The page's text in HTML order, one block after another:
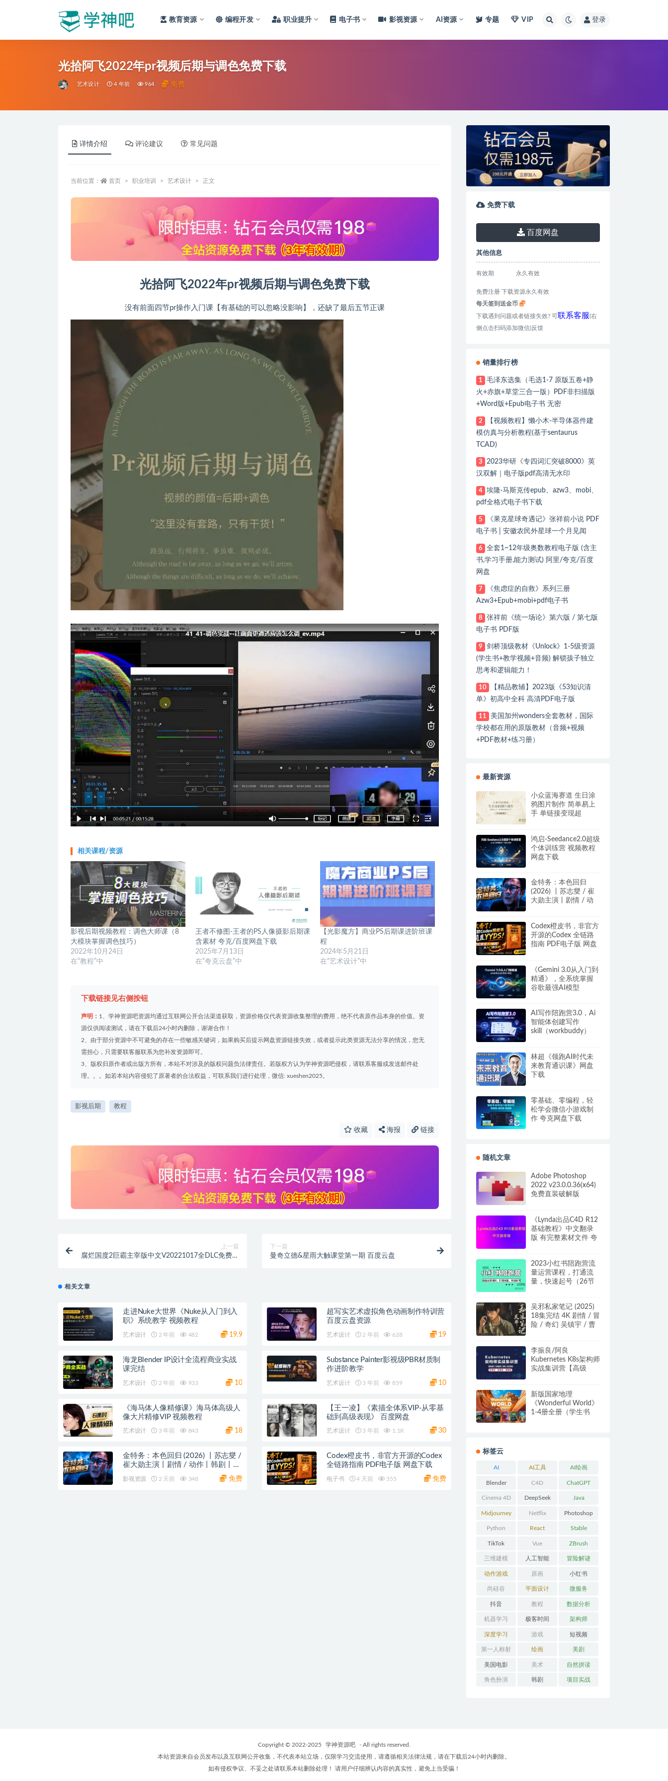
教育资源 编程开发 职业提升 电子书 影视资源 AI资源 专题 VIP 登录
光拾阿飞2022年pr视频后期与调色免费下载
艺术设计 4 年前 964 免费
详情介绍 评论建议 常见问题
当前位置： 首页 职业培训 艺术设计 正文
光拾阿飞2022年pr视频后期与调色免费下载
没有前面四节pr操作入门课【有基础的可以忽略没影响】，还缺了最后五节正课
相关课程/资源
影视后期视频教程：调色大师课（8
大模块掌握调色技巧）
2022年10月24日
在“教程”中
王者不修图-王者的PS人像摄影后期课
含素材 夸克/百度网盘下载
2025年7月13日
在“夸克云盘”中
【光影魔方】商业PS后期课进阶班课
程
2024年5月21日
在“艺术设计”中
下载链接见右侧按钮
声明： 1、学神资源吧资源均通过互联网公开合法渠道获取，资源价格仅代表资源收集整理的费用，绝不代表原作品本身的价值。资
源仅供阅读测试，请在下载后24小时内删除，谢谢合作！
2、由于部分资源中不可避免的存在一些敏感关键词，如果购买后提示网盘资源链接失效，或者提示此类资源无法分享的情况，您无
需担心，只需要联客服联系为您补发资源即可。
3、版权归原作者或出版方所有，本站不对涉及的版权问题负法律责任。若版权方认为学神资源吧侵权，请联系客服或发送邮件处
理。。。如若本站内容侵犯了原著者的合法权益，可联系我们进行处理，微信: xueshen2025。
影视后期 教程
收藏 海报 链接
上一篇
腐烂国度2巨霸主宰版中文V20221017全DLC免费下
下一篇
曼奇立德&星雨大触课堂第一期 百度云盘
相关文章
走进Nuke大世界《Nuke从入门到入
职》系统教学 视频教程
艺术设计 2 年前 482 19.9
超写实艺术虚拟角色动画制作特训营
百度云盘资源
艺术设计 2 年前 628 19
海龙Blender IP设计全流程商业实战
课完结
艺术设计 2 年前 933 10
Substance Painter影视级PBR材质制
作进阶教学
艺术设计 3 年前 859 10
《海马体人像精修课》海马体高级人
像大片精修VIP 视频教程
艺术设计 3 年前 843 18
【王一凌】《素描全体系VIP-从零基
础到高级表现》 百度网盘
艺术设计 3 年前 1.1K 30
金特务：本色回归 (2026) 丨苏志燮 /
崔大勋主演丨剧情 / 动作丨韩剧丨又
影视资源 2 天前 348 免费
Codex橙皮书，非官方开源的Codex
全链路指南 PDF电子版 网盘下载
电子书 4 天前 355 免费
免费下载
百度网盘
其他信息
有效期 永久有效
免费注册 下载资源永久有效
每天签到送金币
下载遇到问题或者链接失效? 可联系客服(右
侧点击扫码添加微信)反馈
销量排行榜
1
毛泽东选集（毛选1-7 原版五卷+静
火+赤旗+草堂三合一版）PDF非扫描版
+Word版+Epub电子书 无密
2
【视频教程】懒小木-半导体器件建
模仿真与分析教程(基于sentaurus
TCAD)
3
2023华研《专四词汇突破8000》英
汉双解｜电子版pdf高清无水印
4
埃隆·马斯克传epub、azw3、mobi、
pdf全格式电子书下载
5
《果克星球奇遇记》张祥前小说 PDF
电子书 | 安徽农民外星球一个月见闻
6
全套1~12年级奥数教程电子版 (含主
书,学习手册,能力测试) 阿里/夸克/百度
网盘
7
《焦虑症的自救》系列三册
Azw3+Epub+mobi+pdf电子书
8
张祥前《统一场论》第六版 / 第七版
电子书 PDF版
9
剑桥顶级教材《Unlock》1-5级资源
(学生书+教学视频+音频) 解锁孩子独立
思考和逻辑能力！
10
【精品教辅】2023版《53知识清
单》初高中全科 高清PDF电子版
11
美国加州wonders全套教材，国际
学校都在用的原版教材（音频+视频
+PDF教材+练习册）
最新资源
小众蓝海赛道 生日涂
鸦图片制作 简单易上
手 单链接变现超
鸿启-Seedance2.0超级
个体训练营 视频教程
网盘下载
金特务：本色回归
(2026) 丨苏志燮 / 崔
大勋主演丨剧情 / 动
Codex橙皮书，非官方
开源的Codex 全链路
指南 PDF电子版 网盘
《Gemini 3.0从入门到
精通》，全系统掌握
谷歌最强AI模型
AI写作陪跑营3.0，Ai
智能体创建写作
skill（workbuddy）
林超《领跑AI时代未
来教育通识课》网盘
下载
零基础、零编程，轻
松学会微信小游戏制
作 夸克网盘下载
随机文章
Adobe Photoshop
2022 v23.0.0.36(x64)
免费直装破解版
《Lynda出品C4D R12
基础教程》中文翻录
版 有完整素材文件 夸
2023小红书陪跑营流
量运营课程，打通流
量，快速起号（26节
吴邪私家笔记 (2025)
18集完结 4K 剧情 / 冒
险 / 奇幻 吴镇宇 / 曹
李振良/阿良
Kubernetes K8s架构师
实战集训营【高级
新版国家地理
《Wonderful World》
1-4册全册（学生书
标签云
AI AI工具 AI绘画
Blender C4D ChatGPT
Cinema 4D DeepSeek Java
Midjourney Netflix Photoshop
Python React Stable
Diffusion
TikTok Vue ZBrush
三维建模 人工智能 冒险解谜
AVG
动作游戏
ACT
原画 小红书
尚硅谷 平面设计 微服务
抖音 教程 数据分析
机器学习 极客时间 架构师
深度学习 游戏 短视频
第一人称射
击FPS
绘画 美剧
美国电影 美术 自然拼读
角色扮演 韩剧 项目实战
Copyright © 2022-2025 学神资源吧
- All rights reserved.
本站资源来自会员发布以及互联网公开收集，不代表本站立场，仅限学习交流使用，请遵循相关法律法规，请在下载后24小时内删除。
如有侵权争议、不妥之处请联系本站删除处理！ 请用户仔细辨认内容的真实性，避免上当受骗！